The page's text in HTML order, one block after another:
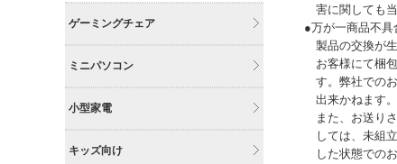
害に関しても
●万が一商品不具
製品の交換が
お客様にて梱
す。弊社での
出来かねます。
また、お送り
しては、未組
した状態での
ゲーミングチェア
ミニパソコン
小型家電
キッズ向け